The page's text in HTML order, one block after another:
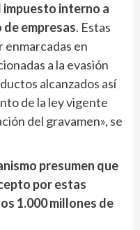
impuesto interno a
empresas. Estas
en
a la evasión
alcanzados así
de la ley vigente
del gravamen», se
presumen que
por estas
1.000 millones de